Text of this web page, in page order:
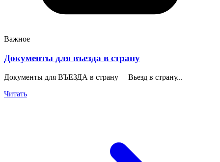
Важное
Документы для въезда в страну
Документы для ВЪЕЗДА в страну Вьезд в страну...
Читать